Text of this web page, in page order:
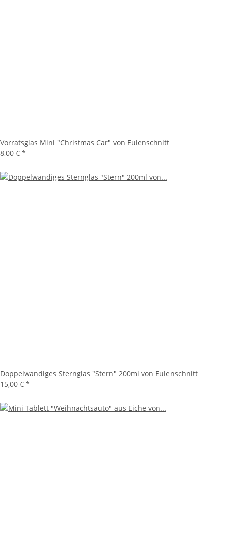
Vorratsglas Mini "Christmas Car" von Eulenschnitt
8,00 € *
Doppelwandiges Sternglas "Stern" 200ml von Eulenschnitt
15,00 € *